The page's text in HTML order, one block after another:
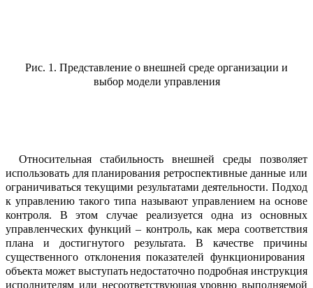
Рис. 1. Представление о внешней среде организации и
выбор модели управления
Относительная стабильность внешней среды позволяет
использовать для планирования ретроспективные данные или
ограничиваться текущими результатами деятельности. Подход
к управлению такого типа называют управлением на основе
контроля. В этом случае реализуется одна из основных
управленческих функций – контроль, как мера соответствия
плана и достигнутого результата. В качестве причины
существенного отклоненияпоказателей функционирования
объекта может выступатьнедостаточно подробная инструкция
исполнителям или несоответствующая уровню выполняемой